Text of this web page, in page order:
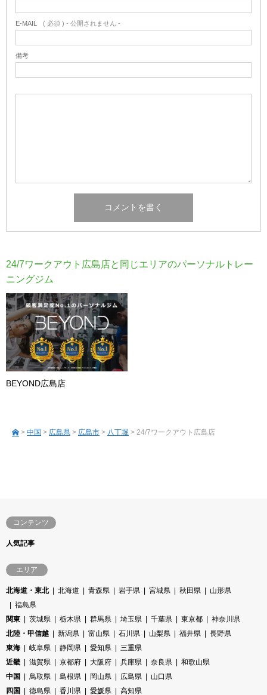
E-MAIL ( 必須 ) - 公開されません -
備考
24/7ワークアウト広島店と同じエリアのパーソナルトレー
ニングジム
BEYOND広島店
> 中国 > 広島県 > 広島市 > 八丁堀 > 24/7ワークアウト広島店
コンテンツ
人気記事
エリア
北海道・東北 北海道 青森県 岩手県 宮城県 秋田県
山形県
福島県
関東
茨城県 栃木県 群馬県 埼玉県 千葉県 東京都
神奈川県
北陸・甲信越
新潟県 富山県 石川県 山梨県 福井県
長野県
東海
岐阜県 静岡県 愛知県
三重県
近畿
滋賀県 京都府 大阪府 兵庫県 奈良県
和歌山県
中国
鳥取県 島根県 岡山県 広島県
山口県
四国
徳島県 香川県 愛媛県 高知県